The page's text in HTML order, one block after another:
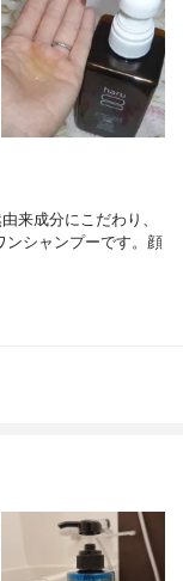
来成分にこだわり、
ンシャンプーです。顔